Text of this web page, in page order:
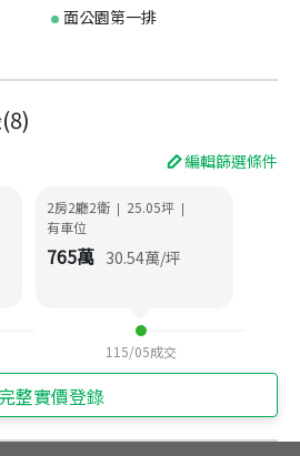
面公園第一排
(8)
編輯篩選條件
2房2廳2衛 | 25.05坪 |
有車位
765萬 30.54萬/坪
115/05成交
完整實價登錄